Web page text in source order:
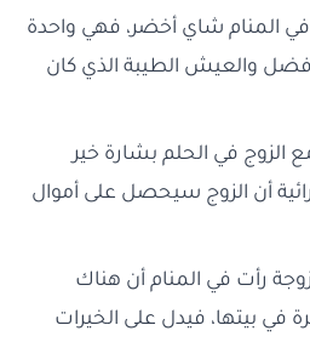
في المنام شاي أخضر، فهي واحدة
والعيش الطيبة الذي كان
في الحلم بشارة خير
أن الزوج سيحصل على أموال
رأت في المنام أن هناك
في بيتها، فيدل على الخيرات